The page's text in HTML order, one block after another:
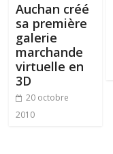
Auchan créé
sa première
galerie
marchande
virtuelle en
3D
20 octobre
2010